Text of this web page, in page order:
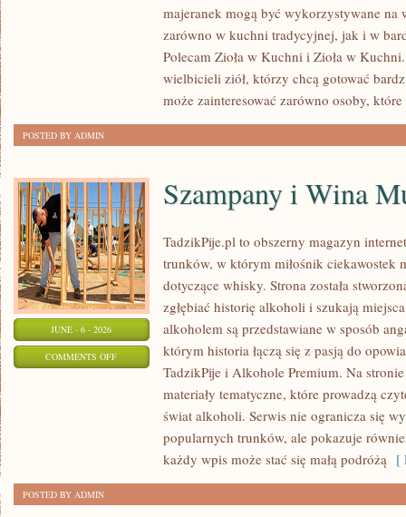
majeranek mogą być wykorzystywane na
zarówno w kuchni tradycyjnej, jak i w
Polecam Zioła w Kuchni i Zioła w
wielbicieli ziół, którzy chcą gotować
może zainteresować zarówno osoby,
POSTED BY ADMIN
JUNE - 6 - 2026
COMMENTS OFFON
SZAMPANY
Szampany i Wina
TadzikPije.pl to obszerny magazyn
trunków, w którym miłośnik ciekawostek
dotyczące whisky. Strona została
zgłębiać historię alkoholi i szukają
alkoholem są przedstawiane w sposób
którym historia łączą się z pasją do
TadzikPije i Alkohole Premium. Na
materiały tematyczne, które prowadzą
świat alkoholi. Serwis nie ogranicza się
popularnych trunków, ale pokazuje
każdy wpis może stać się małą podróżą [
POSTED BY ADMIN